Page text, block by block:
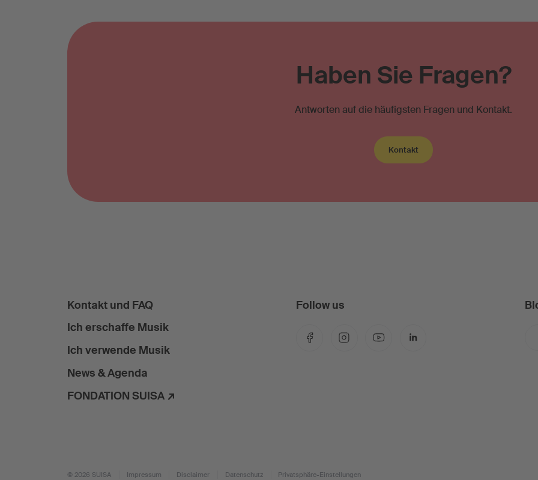
Haben Sie Fragen?
Antworten auf die häufigsten Fragen und Kontakt.
Kontakt
Kontakt und FAQ
Ich erschaffe Musik
Ich verwende Musik
News & Agenda
FONDATION SUISA ↗
Follow us
FacebookInstagram
© 2026 SUISA Impressum Disclaimer Datenschutz Privatsphäre-Einstellungen